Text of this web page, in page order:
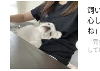
飼
心
ね
「
し